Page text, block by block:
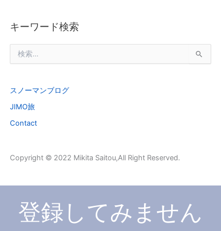
キーワード検索
索
:スノーマンブログ
JIMO旅
Contact
Copyright © 2022 Mikita Saitou,All Right Reserved.
登録してみません